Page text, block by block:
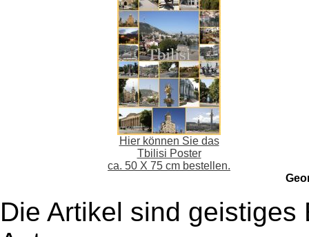
Hier können Sie das
Tbilisi Poster
ca. 50 X 75 cm bestellen.
Die Artikel sind